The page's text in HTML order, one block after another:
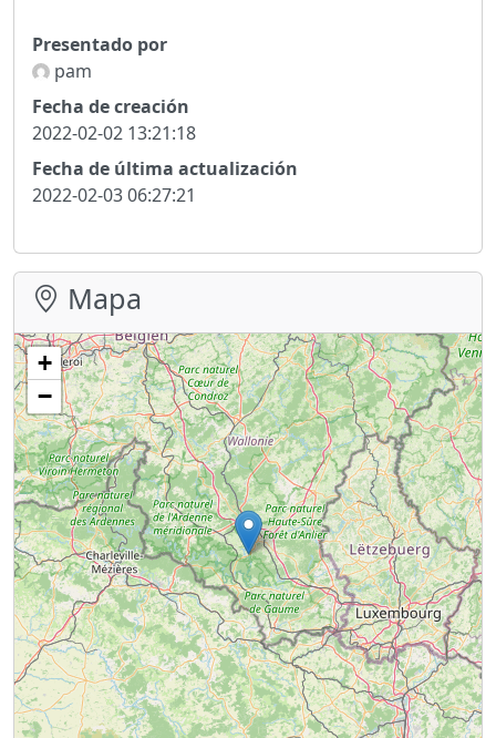
Presentado por
pam
Fecha de creación
2022-02-02 13:21:18
Fecha de última actualización
2022-02-03 06:27:21
Mapa
+
−